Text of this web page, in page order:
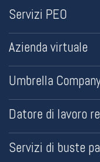
Servizi PEO
Azienda virtuale
Umbrella
Datore di lavoro
Servizi di buste